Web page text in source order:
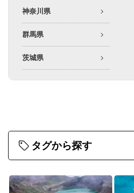
神奈川県
群馬県
茨城県
タグから探す